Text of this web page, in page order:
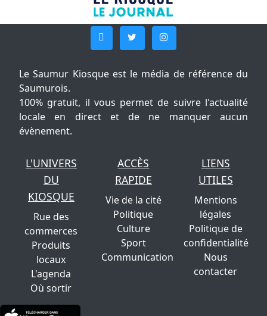
Le Saumur Kiosque est le média de référence du
Saumurois.
100% gratuit, il vous permet de suivre l'actualité
locale en direct et de ne manquer aucun
évènement.
L'UNIVERS
DU
KIOSQUE
Rue des
commerces
Produits
locaux
L'agenda
Où sortir
ACCÈS
RAPIDE
Vie de la cité
Politique
Culture
Sport
Communication
LIENS
UTILES
Mentions
légales
Politique de
confidentialité
Nous
contacter